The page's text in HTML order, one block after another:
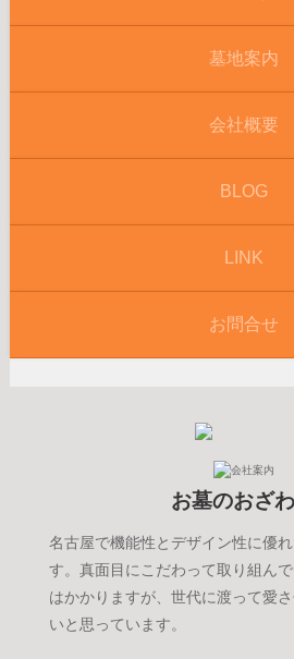
墓地案内
会社概要
BLOG
LINK
お問合せ
お墓のおざ
名古屋で機能性とデザイン性に優
す。真面目にこだわって取り組ん
はかかりますが、世代に渡って愛
いと思っています。